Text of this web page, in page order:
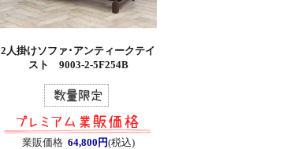
2人掛けソファ･アンティークテイ
スト 9003-2-5F254B
業販価格 64,800円(税込)